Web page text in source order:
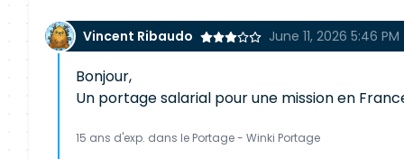
Vincent Ribaudo June 11, 2026 5:46 PM
Bonjour,
Un portage salarial pour une mission en
15 ans d'exp. dans le Portage - Winki Portage